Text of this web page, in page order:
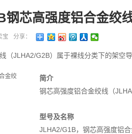
钢芯高强度铝合金绞
宝 分享：
（JLHA2/G2B）属于裸线分类下的架空
简介
钢芯高强度铝合金绞线（
型号及名称
JLHA2/G1B，钢芯高强度铝